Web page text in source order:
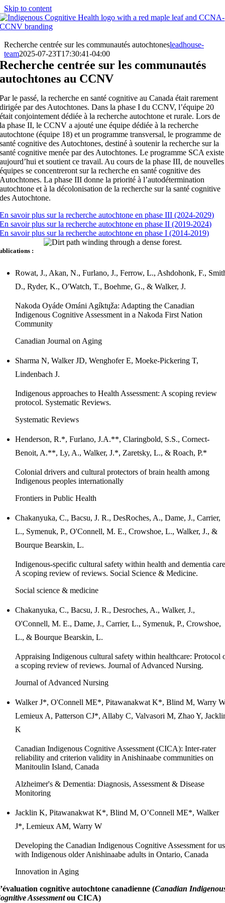
Skip to content
Recherche centrée sur les communautés autochtonesleadhouse-
team2025-07-23T17:30:41-04:00
Recherche centrée sur les communautés
autochtones au CCNV
Par le passé, la recherche en santé cognitive au Canada était rarement
dirigée par des Autochtones. Dans la phase I du CCNV, l’équipe 20
était conjointement dédiée à la recherche autochtone et rurale. Lors de
la phase II, le CCNV a ajouté une équipe dédiée à la recherche
autochtone (équipe 18) et un programme transversal, le programme de
santé cognitive des Autochtones, destiné à soutenir la recherche sur la
santé cognitive menée par des Autochtones. Le programme SCA existe
aujourd’hui et soutient ce travail. Au cours de la phase III, de nouvelles
équipes se concentreront sur la recherche en santé cognitive des
Autochtones. La phase III donne la priorité à l’autodétermination
autochtone et à la décolonisation de la recherche sur la santé cognitive
des Autochtone.
En savoir plus sur la recherche autochtone en phase III (2024-2029)
En savoir plus sur la recherche autochtone en phase II (2019-2024)
En savoir plus sur la recherche autochtone en phase I (2014-2019)
:
Rowat, J., Akan, N., Furlano, J., Ferrow, L., Ashdohonk, F.,
D., Ryder, K., O'Watch, T., Boehme, G., & Walker, J.
Nakoda Oyáde Ománi Agíktųža: Adapting the Canadian
Indigenous Cognitive Assessment in a Nakoda First Nation
Community
Canadian Journal on Aging
Sharma N, Walker JD, Wenghofer E, Moeke-Pickering T,
Lindenbach J.
Indigenous approaches to Health Assessment: A scoping review
protocol. Systematic Reviews.
Systematic Reviews
Henderson, R.*, Furlano, J.A.**, Claringbold, S.S., Cornect-
Benoit, A.**, Ly, A., Walker, J.*, Zaretsky, L., & Roach, P.*
Colonial drivers and cultural protectors of brain health among
Indigenous peoples internationally
Frontiers in Public Health
Chakanyuka, C., Bacsu, J. R., DesRoches, A., Dame, J., Carrier,
L., Symenuk, P., O'Connell, M. E., Crowshoe, L., Walker, J., &
Bourque Bearskin, L.
Indigenous-specific cultural safety within health and dementia
A scoping review of reviews. Social Science & Medicine.
Social science & medicine
Chakanyuka, C., Bacsu, J. R., Desroches, A., Walker, J.,
O'Connell, M. E., Dame, J., Carrier, L., Symenuk, P., Crowshoe,
L., & Bourque Bearskin, L.
Appraising Indigenous cultural safety within healthcare: Protocol
a scoping review of reviews. Journal of Advanced Nursing.
Journal of Advanced Nursing
Walker J*, O'Connell ME*, Pitawanakwat K*, Blind M, Warry
Lemieux A, Patterson CJ*, Allaby C, Valvasori M, Zhao Y,
K
Canadian Indigenous Cognitive Assessment (CICA): Inter-rater
reliability and criterion validity in Anishinaabe communities on
Manitoulin Island, Canada
Alzheimer's & Dementia: Diagnosis, Assessment & Disease
Monitoring
Jacklin K, Pitawanakwat K*, Blind M, O’Connell ME*, Walker
J*, Lemieux AM, Warry W
Developing the Canadian Indigenous Cognitive Assessment for
with Indigenous older Anishinaabe adults in Ontario, Canada
Innovation in Aging
cognitive autochtone canadienne (Canadian
Assessmentou CICA)